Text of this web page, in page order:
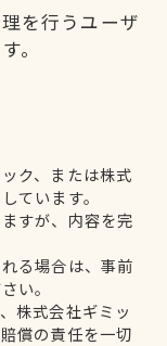
を行うユーザ
。
ク、または株式
ています。
すが、内容を完
る場合は、事前
い。
株式会社ギミッ
償の責任を一切